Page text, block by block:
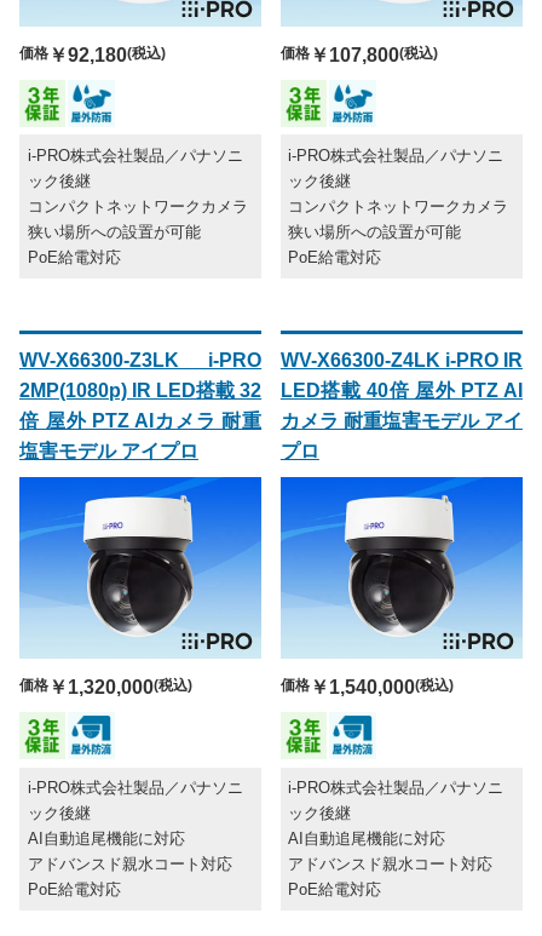
価格 ￥92,180(税込)
i-PRO株式会社製品／パナソニ
ック後継
コンパクトネットワークカメラ
狭い場所への設置が可能
PoE給電対応
価格￥107,800(税込)
i-PRO株式会社製品／パナソニ
ック後継
コンパクトネットワークカメラ
狭い場所への設置が可能
PoE給電対応
WV-X66300-Z3LK i-PRO
2MP(1080p) IR LED搭載 32
倍 屋外 PTZ AIカメラ 耐重
塩害モデル アイプロ
価格 ￥1,320,000(税込)
i-PRO株式会社製品／パナソニ
ック後継
AI自動追尾機能に対応
アドバンスド親水コート対応
PoE給電対応
WV-X66300-Z4LK i-PRO IR
LED搭載 40倍 屋外 PTZ AI
カメラ 耐重塩害モデル アイ
プロ
価格￥1,540,000(税込)
i-PRO株式会社製品／パナソニ
ック後継
AI自動追尾機能に対応
アドバンスド親水コート対応
PoE給電対応